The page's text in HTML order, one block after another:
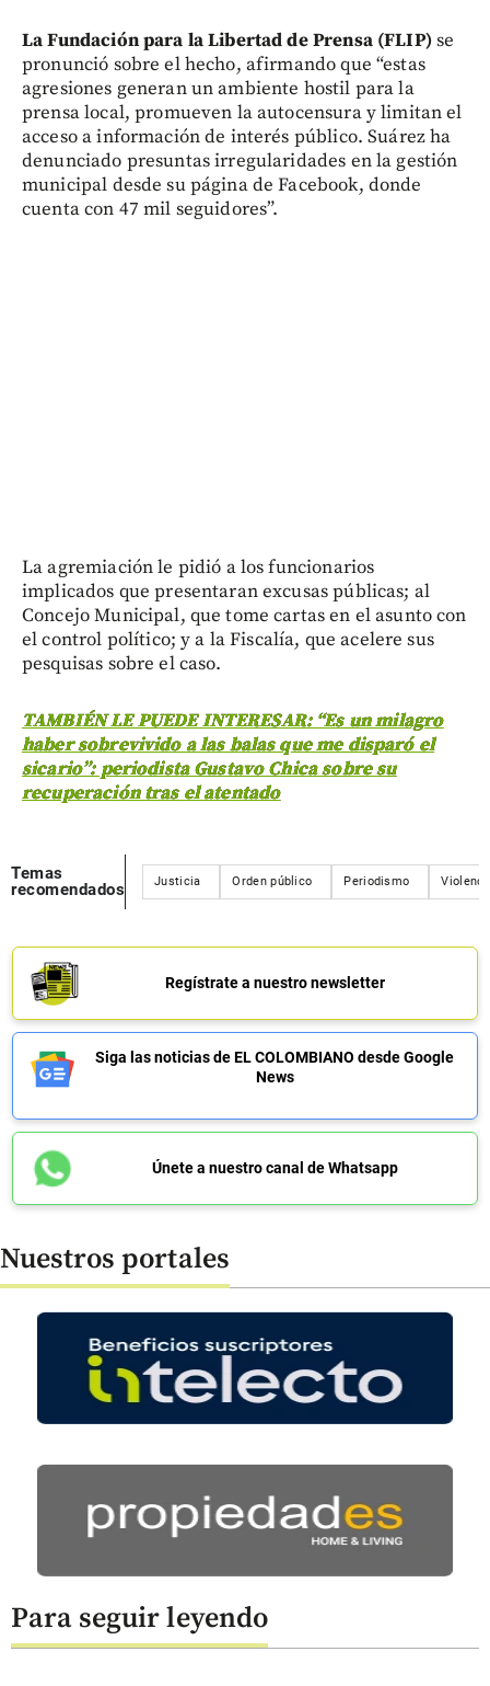
La Fundación para la Libertad de Prensa (FLIP)se
pronunció sobre el hecho, afirmando que “estas
agresiones generan un ambiente hostil para la
prensa local, promueven la autocensura y limitan el
acceso a información de interés público. Suárez ha
denunciado presuntas irregularidades en la gestión
municipal desde su página de Facebook, donde
cuenta con 47 mil seguidores”.
La agremiación le pidió a los funcionarios
implicados que presentaran excusas públicas; al
Concejo Municipal, que tome cartas en el asunto con
el control político; y a la Fiscalía, que acelere sus
pesquisas sobre el caso.
TAMBIÉN LE PUEDE INTERESAR: “Es un milagro
haber sobrevivido a las balas que me disparó el
sicario”: periodista Gustavo Chica sobre su
recuperación tras el atentado
Temas
recomendados
Justicia Orden público Periodismo
Regístrate a nuestro newsletter
Siga las noticias de EL COLOMBIANO desde Google
News
Únete a nuestro canal de Whatsapp
Nuestros portales
Para seguir leyendo